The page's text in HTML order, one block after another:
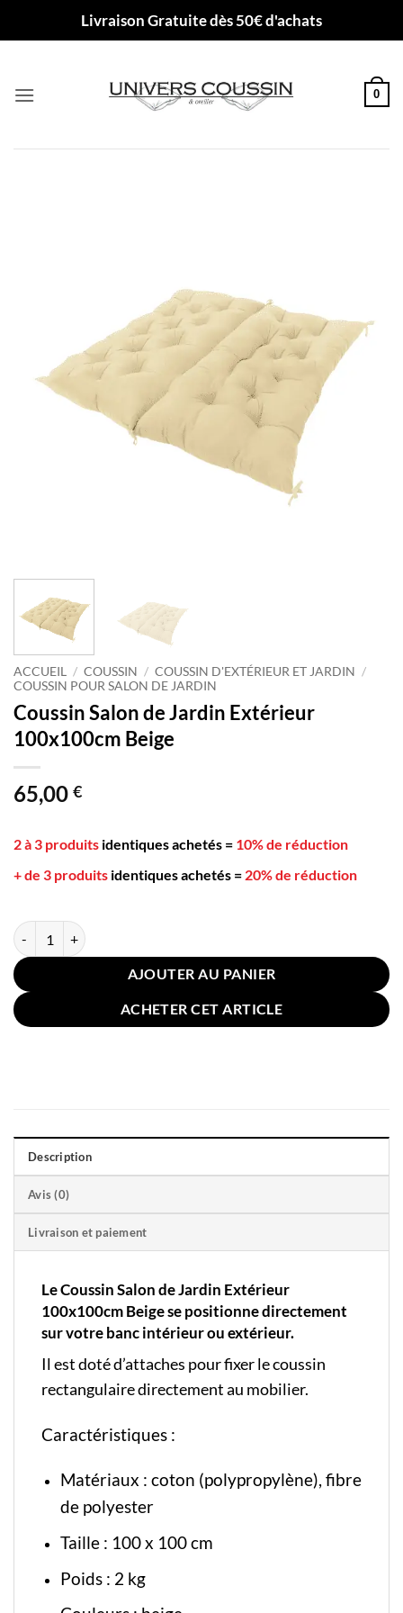
Livraison Gratuite dès 50€ d'achats
0
ACCUEIL / COUSSIN / COUSSIN D'EXTÉRIEUR ET JARDIN /
COUSSIN POUR SALON DE JARDIN
Coussin Salon de Jardin Extérieur
100x100cm Beige
65,00 €
2 à 3 produits identiques achetés = 10% de réduction
+ de 3 produits identiques achetés = 20% de réduction
quantité de Coussin Salon de Jardin Extérieur 100x100cm Beige
AJOUTER AU PANIER
ACHETER CET ARTICLE
Description
Avis (0)
Livraison et paiement
Le Coussin Salon de Jardin Extérieur
100x100cm Beige se positionne directement
sur votre banc intérieur ou extérieur.
Il est doté d’attaches pour fixer le coussin
rectangulaire directement au mobilier.
Caractéristiques :
Matériaux : coton (polypropylène), fibre
de polyester
Taille : 100 x 100 cm
Poids : 2 kg